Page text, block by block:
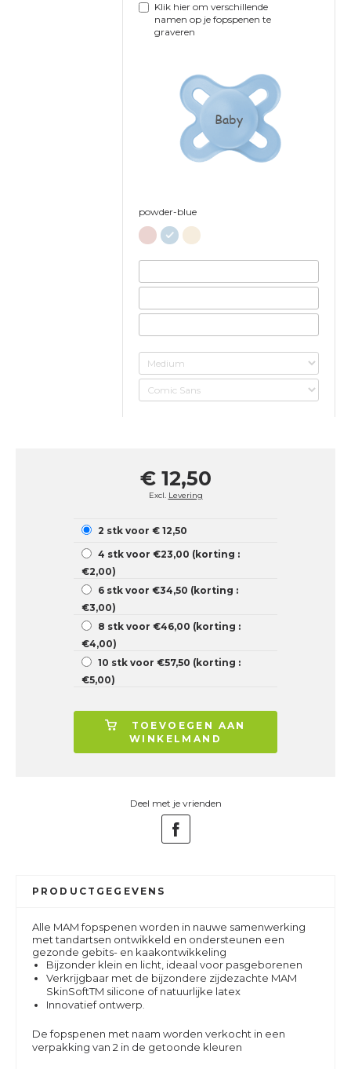
Klik hier om verschillende
namen op je fopspenen te
graveren
Baby
powder-blue
€ 12,50
Excl. Levering
2 stk voor € 12,50
4 stk voor €23,00 (korting :
€2,00)
6 stk voor €34,50 (korting :
€3,00)
8 stk voor €46,00 (korting :
€4,00)
10 stk voor €57,50 (korting :
€5,00)
TOEVOEGEN AAN
WINKELMAND
Deel met je vrienden
PRODUCTGEGEVENS
Alle MAM fopspenen worden in nauwe samenwerking
met tandartsen ontwikkeld en ondersteunen een
gezonde gebits- en kaakontwikkeling
Bijzonder klein en licht, ideaal voor pasgeborenen
Verkrijgbaar met de bijzondere zijdezachte MAM
SkinSoftTM silicone of natuurlijke latex
Innovatief ontwerp.
De fopspenen met naam worden verkocht in een
verpakking van 2 in de getoonde kleuren